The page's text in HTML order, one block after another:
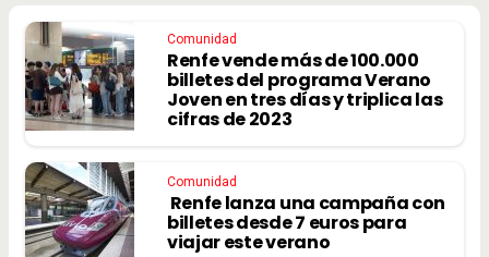
Comunidad
Renfe vende más de 100.000
billetes del programa Verano
Joven en tres días y triplica las
cifras de 2023
Comunidad
Renfe lanza una campaña con
billetes desde 7 euros para
viajar este verano